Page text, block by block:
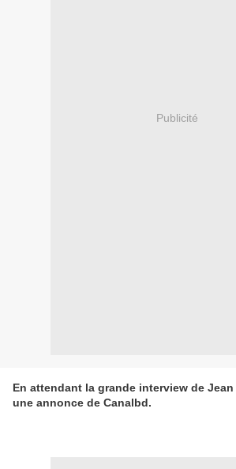
Publicité
En attendant la grande interview de Jean
une annonce de Canalbd.